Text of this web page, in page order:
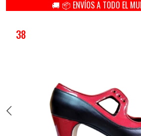
🚚 📦 ENVÍOS A TODO EL
38